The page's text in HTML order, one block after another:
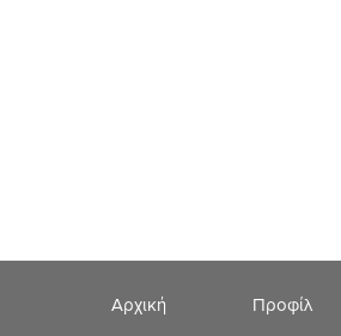
Αρχική Προφίλ